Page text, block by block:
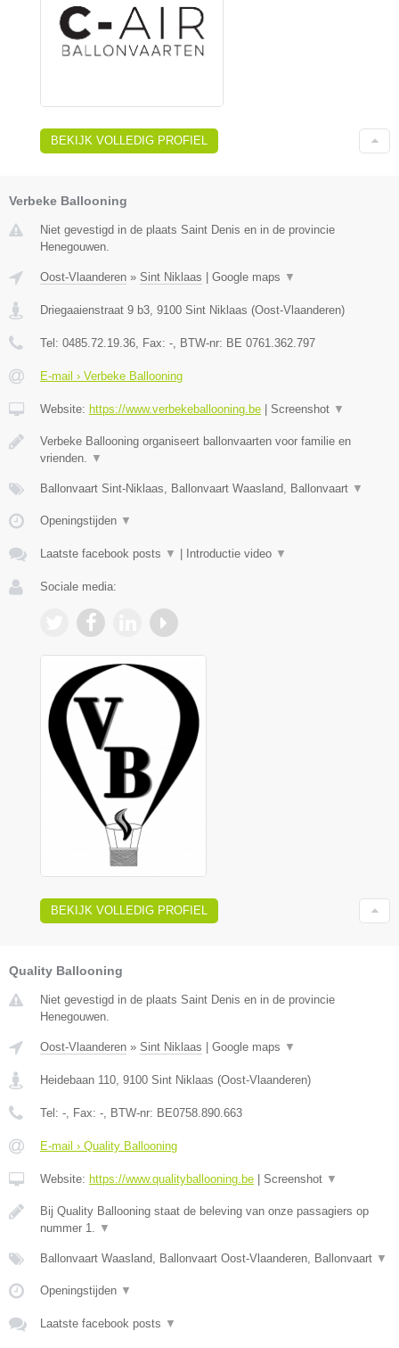
BEKIJK VOLLEDIG PROFIEL
Verbeke Ballooning
Niet gevestigd in de plaats Saint Denis en in de provincie
Henegouwen.
Oost-Vlaanderen » Sint Niklaas | Google maps ▼
Driegaaienstraat 9 b3 9100 Sint Niklaas (Oost-Vlaanderen)
Tel: 0485.72.19.36 , Fax: - , BTW-nr: BE 0761.362.797
E-mail › Verbeke Ballooning
Website: https://www.verbekeballooning.be | Screenshot ▼
Verbeke Ballooning organiseert ballonvaarten voor familie en
vrienden.
▼
Ballonvaart Sint-Niklaas, Ballonvaart Waasland, Ballonvaart ▼
Openingstijden ▼
Laatste facebook posts ▼ | Introductie video ▼
Sociale media:
BEKIJK VOLLEDIG PROFIEL
Quality Ballooning
Niet gevestigd in de plaats Saint Denis en in de provincie
Henegouwen.
Oost-Vlaanderen » Sint Niklaas Google maps ▼
Heidebaan 110 9100 Sint Niklaas (Oost-Vlaanderen)
Tel: - , Fax: - , BTW-nr: BE0758.890.663
E-mail › Quality Ballooning
Website: https://www.qualityballooning.be Screenshot ▼
Bij Quality Ballooning staat de beleving van onze passagiers op
nummer 1.
▼
Ballonvaart Waasland, Ballonvaart Oost-Vlaanderen, Ballonvaart ▼
Openingstijden ▼
Laatste facebook posts ▼